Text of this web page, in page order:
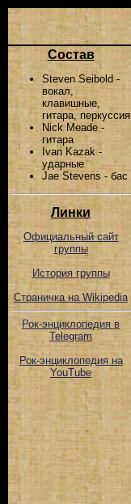
Состав
Steven Seibold -
вокал,
клавишные,
гитара, перкуссия
Nick Meade -
гитара
Ivan Kazak -
ударные
Jae Stevens - бас
Линки
Официальный сайт
группы
История группы
Страничка на Wikipedia
Рок-энциклопедия в
Telegram
Рок-энциклопедия на
YouTube